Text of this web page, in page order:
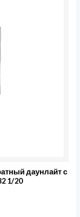
даунлайт с
1/20